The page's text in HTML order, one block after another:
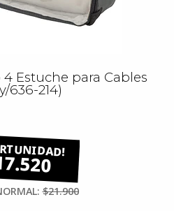
Estuche para Cables
636-214)
$21.900